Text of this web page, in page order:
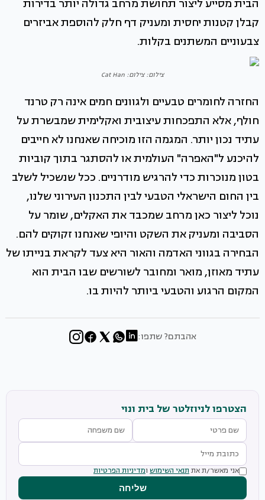
הבית מסייע ליצור תחושת מרחב גדולה יותר בדירות
קבלן קטנות יחסית ומעניק דף חלק להוספת אביזרים
צבעוניים המשתנים בקלות.
צילום: צילום: Cat Han
החזרה לחומרים טבעיים ולגוונים חמים אינה רק טרנד
חולף, אלא התפכחות עיצובית ואקלימית שמבשרת על
עתיד נכון יותר. המגמה הזו מוכיחה שאנחנו לא חייבים
להיכנע ל"האפרה" העולמית או להסתגר בתוך קוביות
בטון מנוכרות כדי להרגיש מודרניים. ככל שנשכיל לשלב
בין החום הישראלי הטבעי לבין התכנון העירוני שלנו,
נוכל ליצור כאן מרחב שמכבד את האקלים, שומר על
הסביבה ומעניק את השקט והיופי שאנחנו זקוקים להם.
הבחירה בגווני האדמה והאור היא צעד לקראת בנייתו של
עתיד מאוזן, מואר ומחובר לשורשים שבו הבית הוא
המקום הרגוע והטבעי ביותר להיות בו.
אהבתם? שתפו:
הצטרפו לניוזלטר של בית ונוי
אני מאשר/ת את תנאי השימוש ומדיניות הפרטיות
שליחה